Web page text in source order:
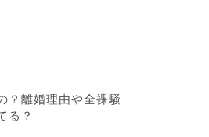
？離婚理由や全裸騒
る？